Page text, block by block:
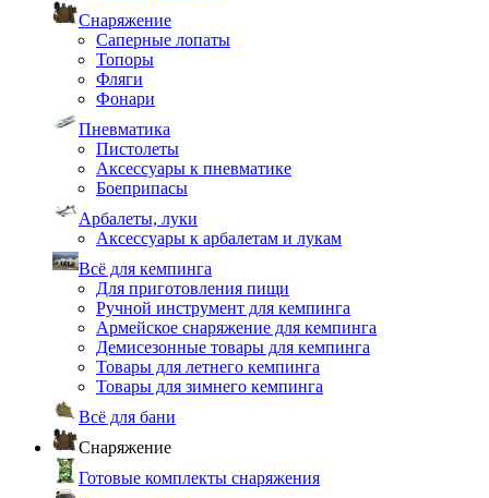
Снаряжение
Саперные лопаты
Топоры
Фляги
Фонари
Пневматика
Пистолеты
Аксессуары к пневматике
Боеприпасы
Арбалеты, луки
Аксессуары к арбалетам и лукам
Всё для кемпинга
Для приготовления пищи
Ручной инструмент для кемпинга
Армейское снаряжение для кемпинга
Демисезонные товары для кемпинга
Товары для летнего кемпинга
Товары для зимнего кемпинга
Всё для бани
Снаряжение
Готовые комплекты снаряжения